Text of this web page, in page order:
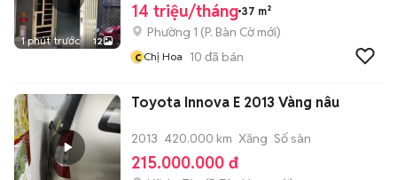
1 phút trước 12
14 triệu/tháng 37 m²
Phường 1 (P. Bàn Cờmới)
c Chị Hoa 10 đã bán
Toyota Innova E 2013 Vàng nâu
2013 420.000 km Xăng Số sàn
215.000.000 đ